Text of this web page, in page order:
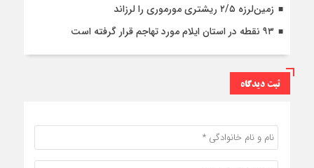
زمین‌لرزه ۲/۵ ریشتری مورموری را لرزاند
۹۳ نقطه در استان ایلام مورد تهاجم قرار گرفته است
ثبت دیدگاه